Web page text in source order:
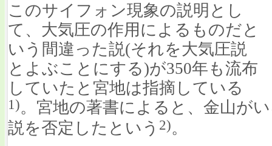
このサイフォン現象の説明とし
て、大気圧の作用によるものだと
いう間違った説(それを大気圧説
とよぶことにする)が350年も流布
していたと宮地は指摘している
1)。宮地の著書によると、金山が
説を否定したという 2)。